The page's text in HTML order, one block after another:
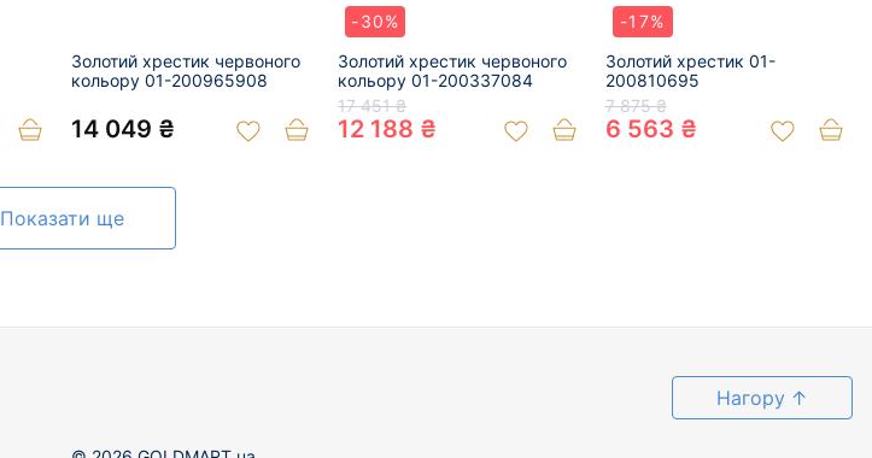
Золотий хрестик червоного
кольору 01-200965908
14 049 ₴
-30%
Золотий хрестик червоного
кольору 01-200337084
17 451 ₴
12 188 ₴
-17%
Золотий хрестик 01-
200810695
7 875 ₴
6 563 ₴
Показати ще
Нагору ↑